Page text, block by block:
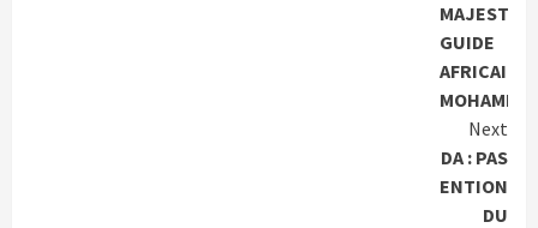
MAJESTE,
GUIDE
AFRICAIN
Next
OUGANDA : PAS
D’INTERVENTION
DU